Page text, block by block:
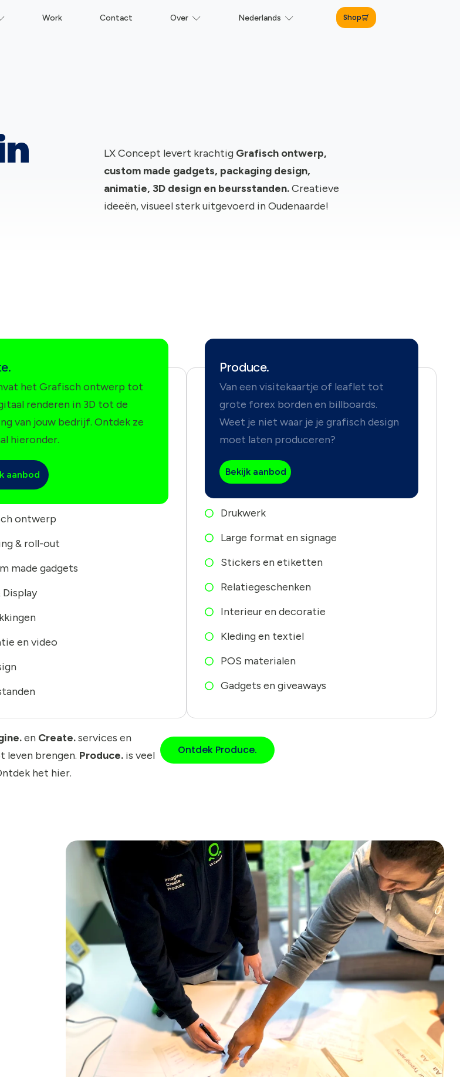
Shop
Work Contact Over Nederlands
LX Concept levert krachtig Grafisch ontwerp,
custom made gadgets, packaging design,
animatie, 3D design en beursstanden.Creatieve
ideeën, visueel sterk uitgevoerd in Oudenaarde!
het Grafisch ontwerp tot
renderen in 3D tot de
van jouw bedrijf. Ontdek ze
hieronder.
aanbod
ontwerp
& roll-out
made gadgets
Display
en video
Produce.
Van een visitekaartje of leaflet tot
grote forex borden en billboards.
Weet je niet waar je je grafisch design
moet laten produceren?
Bekijk aanbod
Drukwerk
Large format en signage
Stickers en etiketten
Relatiegeschenken
Interieur en decoratie
Kleding en textiel
POS materialen
Gadgets en giveaways
en Create.services en
leven brengen. Produce.is veel
het hier.
Ontdek Produce.